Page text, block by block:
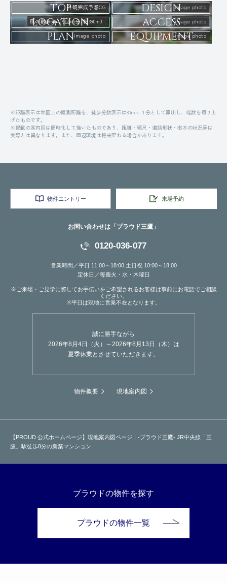
【PROUD 公式ホームページ】現地案内図ページ｜-プラウド三鷹- JR中央線「三
鷹」駅徒歩8分の新築マンション
TOP外観完成予想CG DESIGNimage photo
LOCATION
風の散歩道（徒歩5分/約390m） ACCESSimage photo
PLANimage photo EQUIPMENT
image photo
※距離表示は地図上の概測距離を、徒歩分数表示は80m＝１分として算出し、端数を切り上
げたものです。
※掲載の案内図は簡略化して描いたものであり、距離・縮尺・道路形状・樹木の状況等は
実際とは異なります。また、周辺環境は将来変わる場合があります。
物件エントリー 来場予約
お問い合わせは「プラウド三鷹」
0120-036-077
営業時間／平日 11:00～18:00 土日祝 10:00～18:00
定休日／毎週火・水・木曜日
※ご来場・ご見学に際してお手伝いをご希望されるお客様は事前にお電話でご相談
ください。
※平日は現地に営業不在となります。
誠に勝手ながら
2026年8月4日（火）～2026年8月13日（木）は
夏季休業とさせていただきます。
物件概要 現地案内図
プラウドの物件を探す
プラウドの物件一覧